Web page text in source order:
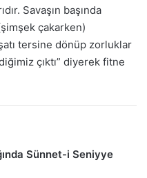
Savaşın başında
çakarken)
tersine dönüp zorluklar
çıktı” diyerek fitne
Sünnet-i Seniyye